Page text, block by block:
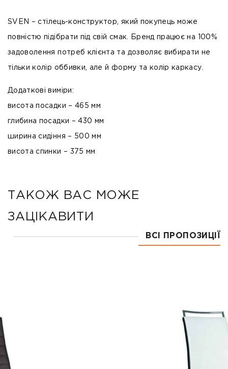
SVEN – стілець-конструктор, який покупець може
повністю підібрати під свій смак. Бренд працює на 100%
задоволення потреб клієнта та дозволяє вибирати не
тільки колір оббивки, але й форму та колір каркасу.
Додаткові виміри:
висота посадки – 465 мм
глибина посадки – 430 мм
ширина сидіння – 500 мм
висота спинки – 375 мм
ТАКОЖ ВАС МОЖЕ
ЗАЦІКАВИТИ
ВСІ ПРОПОЗИЦІЇ